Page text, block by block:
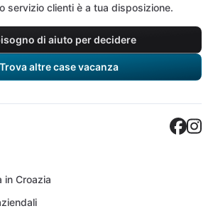
servizio clienti è a tua disposizione.
di aiuto per decidere
Trova altre case vacanza
in Croazia